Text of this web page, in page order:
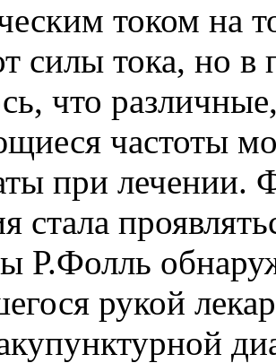
током на
силы тока, но в
что
частоты
при лечении.
стала
Р.Фолль
рукой